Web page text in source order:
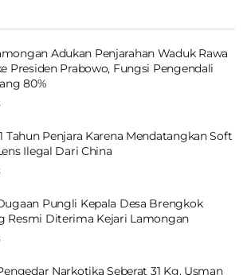
Adukan Penjarahan Waduk Rawa
Presiden Prabowo, Fungsi Pengendali
80%
Tahun Penjara Karena Mendatangkan Soft
Ilegal Dari China
Pungli Kepala Desa Brengkok
Resmi Diterima Kejari Lamongan
Narkotika Seberat 31 Kg, Usman